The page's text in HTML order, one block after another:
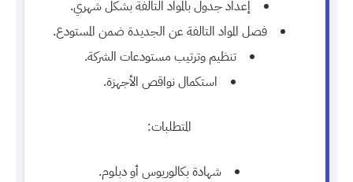
إعداد جدول بالمواد التالفة بشكل شهري.
فصل المواد التالفة عن الجديدة ضمن المستودع.
تنظيم وترتيب مستودعات الشركة.
استكمال نواقص الأجهزة.
المتطلبات:
شهادة بكالوريوس أو دبلوم.